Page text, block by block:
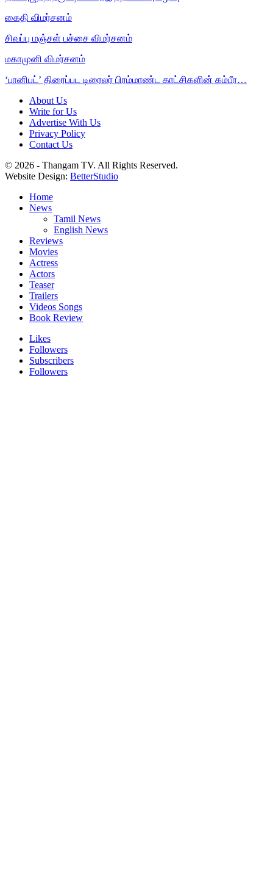
கைதி விமர்சனம்
சிவப்பு மஞ்சள் பச்சை விமர்சனம்
மகாமுனி விமர்சனம்
‘பானிபட்’ திரைப்பட டிரைலர் பிரம்மாண்ட காட்சிகளின் கம்பீர…
About Us
Write for Us
Advertise With Us
Privacy Policy
Contact Us
© 2026 - Thangam TV. All Rights Reserved.
Website Design: BetterStudio
Home
News
Tamil News
English News
Reviews
Movies
Actress
Actors
Teaser
Trailers
Videos Songs
Book Review
Likes
Followers
Subscribers
Followers